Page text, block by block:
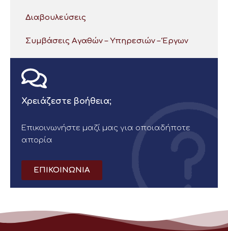
Διαβουλεύσεις
Συμβάσεις Αγαθών – Υπηρεσιών – Έργων
Χρειάζεστε βοήθεια;
Επικοινωνήστε μαζί μας για οποιαδήποτε
απορία
ΕΠΙΚΟΙΝΩΝΙΑ